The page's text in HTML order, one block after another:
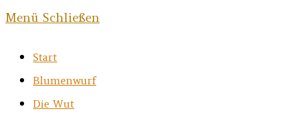
Menü Schließen
Start
Blumenwurf
Die Wut